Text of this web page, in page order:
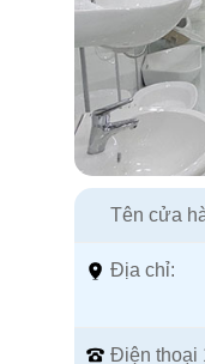
Tên cửa
Địa chỉ:
Điện thoại